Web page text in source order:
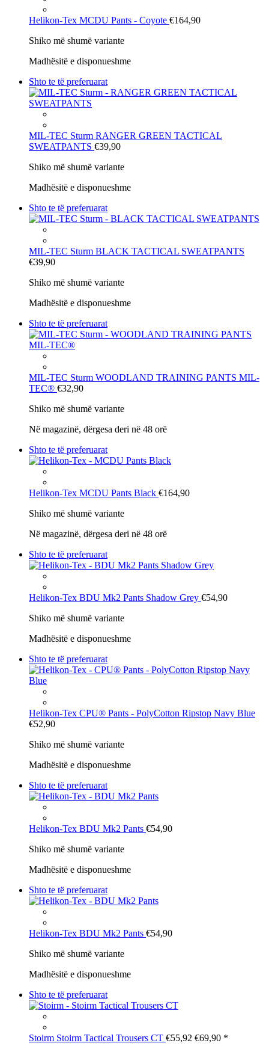
Helikon-Tex MCDU Pants - Coyote €164,90
Shiko më shumë variante
Madhësitë e disponueshme
Shto te të preferuarat
MIL-TEC Sturm RANGER GREEN TACTICAL
SWEATPANTS €39,90
Shiko më shumë variante
Madhësitë e disponueshme
Shto te të preferuarat
MIL-TEC Sturm BLACK TACTICAL SWEATPANTS
€39,90
Shiko më shumë variante
Madhësitë e disponueshme
Shto te të preferuarat
MIL-TEC Sturm WOODLAND TRAINING PANTS MIL-
TEC® €32,90
Shiko më shumë variante
Në magazinë, dërgesa deri në 48 orë
Shto te të preferuarat
Helikon-Tex MCDU Pants Black €164,90
Shiko më shumë variante
Në magazinë, dërgesa deri në 48 orë
Shto te të preferuarat
Helikon-Tex BDU Mk2 Pants Shadow Grey €54,90
Shiko më shumë variante
Madhësitë e disponueshme
Shto te të preferuarat
Helikon-Tex CPU® Pants - PolyCotton Ripstop Navy Blue
€52,90
Shiko më shumë variante
Madhësitë e disponueshme
Shto te të preferuarat
Helikon-Tex BDU Mk2 Pants €54,90
Shiko më shumë variante
Madhësitë e disponueshme
Shto te të preferuarat
Helikon-Tex BDU Mk2 Pants €54,90
Shiko më shumë variante
Madhësitë e disponueshme
Shto te të preferuarat
Stoirm Stoirm Tactical Trousers CT €55,92 €69,90 *